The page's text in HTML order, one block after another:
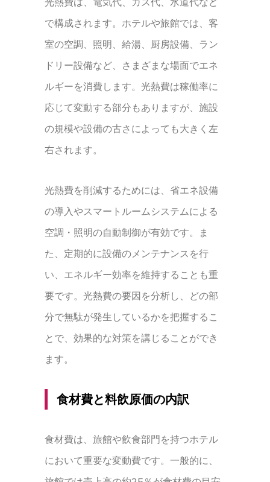
で構成されます。ホテルや旅館では、客
室の空調、照明、給湯、厨房設備、ラン
ドリー設備など、さまざまな場面でエネ
ルギーを消費します。光熱費は稼働率に
応じて変動する部分もありますが、施設
の規模や設備の古さによっても大きく左
右されます。
光熱費を削減するためには、省エネ設備
の導入やスマートルームシステムによる
空調・照明の自動制御が有効です。ま
た、定期的に設備のメンテナンスを行
い、エネルギー効率を維持することも重
要です。光熱費の要因を分析し、どの部
分で無駄が発生しているかを把握するこ
とで、効果的な対策を講じることができ
ます。
食材費と料飲原価の内訳
食材費は、旅館や飲食部門を持つホテル
において重要な変動費です。一般的に、